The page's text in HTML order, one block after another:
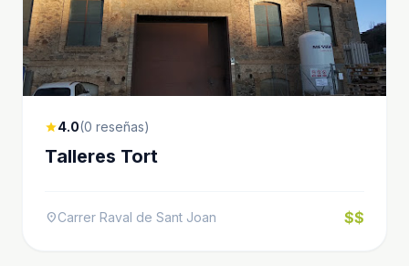
star4.0(0 reseñas)
Talleres Tort
location_onCarrer Raval de Sant Joan $$